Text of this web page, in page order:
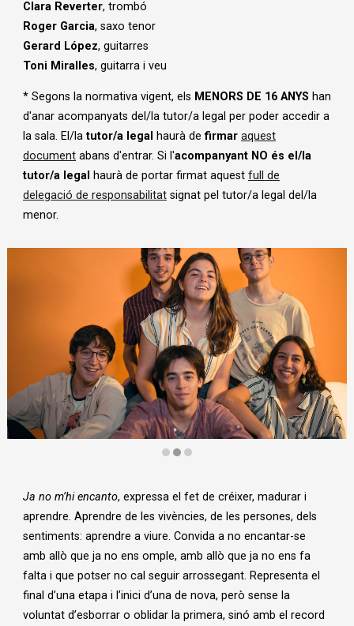
Clara Reverter, trombó
Roger Garcia, saxo tenor
Gerard López, guitarres
Toni Miralles, guitarra i veu
* Segons la normativa vigent, els MENORS DE 16 ANYS han
d'anar acompanyats del/la tutor/a legal per poder accedir a
la sala. El/latutor/a legal haurà de firmar aquest
document abans d'entrar. Si l'acompanyant NO és el/la
tutor/a legal haurà de portar firmat aquest full de
delegació de responsabilitat signat pel tutor/a legal del/la
menor.
Ja no m’hi encanto, expressa el fet de créixer, madurar i
aprendre. Aprendre de les vivències, de les persones, dels
sentiments: aprendre a viure. Convida a no encantar-se
amb allò que ja no ens omple, amb allò que ja no ens fa
falta i que potser no cal seguir arrossegant. Representa el
final d’una etapa i l’inici d’una de nova, però sense la
voluntat d’esborrar o oblidar la primera, sinó amb el record